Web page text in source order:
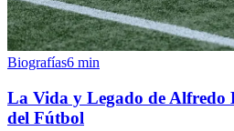
Biografías6 min
La Vida y Legado de Alfredo
del Fútbol